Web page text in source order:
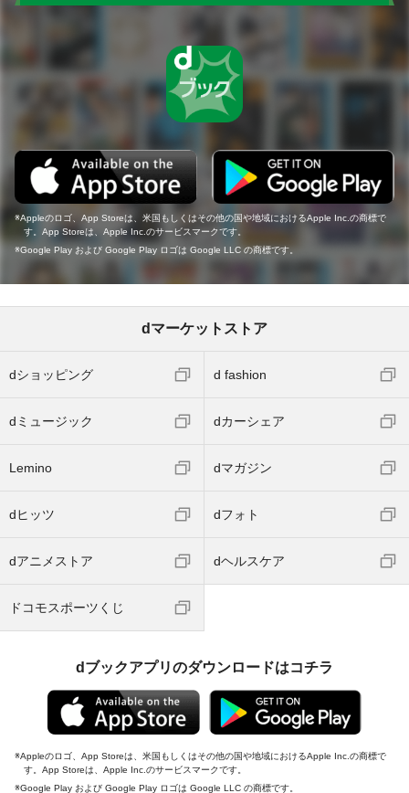
Appleのロゴ、App Storeは、米国もしくはその他の国や地域におけるApple Inc.の商標で
す。App Storeは、Apple Inc.のサービスマークです。
Google Play および Google Play ロゴは Google LLC の商標です。
dマーケットストア
dショッピング d fashion
dミュージック dカーシェア
Lemino dマガジン
dヒッツ dフォト
dアニメストア dヘルスケア
ドコモスポーツくじ
dブックアプリのダウンロードはコチラ
Appleのロゴ、App Storeは、米国もしくはその他の国や地域におけるApple Inc.の商標で
す。App Storeは、Apple Inc.のサービスマークです。
Google Play および Google Play ロゴは Google LLC の商標です。